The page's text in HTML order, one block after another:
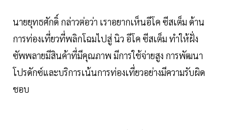
นายยุทธศักดิ์ กล่าวต่อว่า เราอยากเห็นอีโค ซีสเต็ม ด้าน
การท่องเที่ยวที่พลิกโฉมไปสู่ นิว อีโค ซีสเต็ม ทำให้ฝั่ง
ซัพพลายมีสินค้าที่มีคุณภาพ มีการใช้จ่ายสูง การพัฒนา
โปรดักซ์และบริการเน้นการท่องเที่ยวอย่างมีความรับผิด
ชอบ